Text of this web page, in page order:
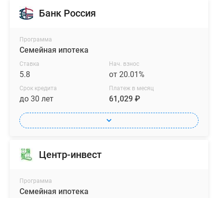
Банк Россия
Программа
Семейная ипотека
Ставка
5.8
Нач. взнос
от 20.01%
Срок кредита
до 30 лет
Платеж в месяц
61,029 ₽
Центр-инвест
Программа
Семейная ипотека